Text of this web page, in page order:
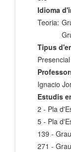
Idioma
Teoria:
Tipus
Presencial
Ignacio
Estudis
2 - Pla
5 - Pla
139 -
271 -